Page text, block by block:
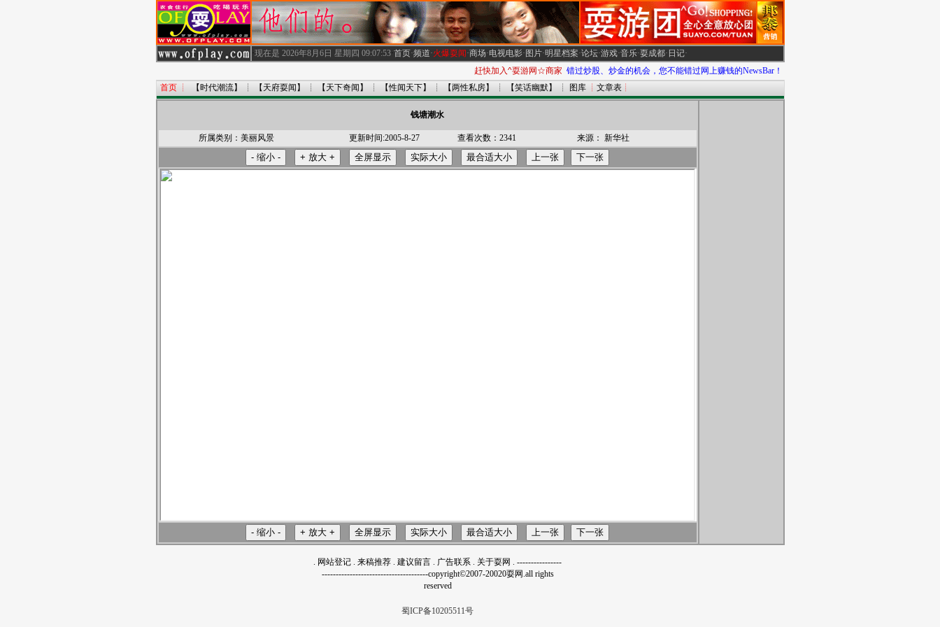
·现在是 2026年8月6日 星期四 09:07:53·首页·频道·火爆耍闻 ·商场·电视电影· 图片·明星档案·论坛·游戏·音乐·耍成都· 日记·
赶快加入^耍游网☆商家自助加盟频道☆：多一个途径，多一条商道！
错过炒股、炒金的机会，您不能错过网上赚钱的NewsBar！
首页┊ 【时代潮流】 ┊ 【天府耍闻】 ┊ 【天下奇闻】 ┊ 【性闻天下】 ┊ 【两性私房】 ┊ 【笑话幽默】 ┊ 图库┊ 文章表┊
钱塘潮水
所属类别： 美丽风景 更新时间:2005-8-27 查看次数：2341 来源： 新华社
. 网站登记 . 来稿推荐 . 建议留言 . 广告联系 . 关于耍网 . ----------------
--------------------------------------copyright©2007-20020耍网.all rights
reserved
蜀ICP备10205511号